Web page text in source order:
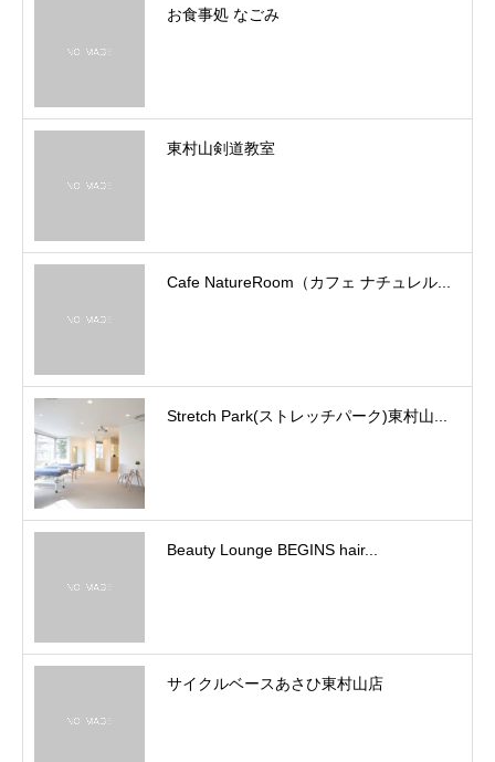
お食事処 なごみ
東村山剣道教室
Cafe NatureRoom（カフェ ナチュレル...
Stretch Park(ストレッチパーク)東村山...
Beauty Lounge BEGINS hair...
サイクルベースあさひ東村山店